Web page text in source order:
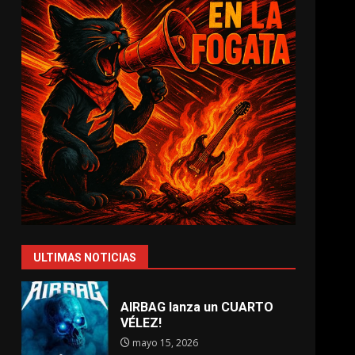
ULTIMAS NOTICIAS
AIRBAG lanza un CUARTO
VÉLEZ!
mayo 15, 2026